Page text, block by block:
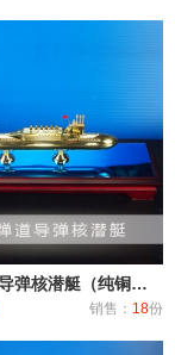
092型弹道导弹核潜艇（纯铜）潜艇潜水艇军舰|潜水船|中型或小型（袖珍潜艇、潜水器）和水下自动机械装
销售： 18份